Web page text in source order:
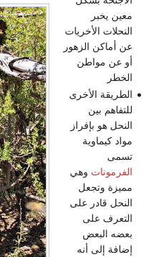
معين يخبر
النحلات الأخريات
عن أماكن الزهور
أو عن مواطن
الخطر
الطريقة الأخرى
للتفاهم بين
النحل هو بإفراز
مواد كيماوية
تسمى
الفرمونات وهي
مميزة وتجعل
النحل قادر على
التعرف على
بعضه البعض
إضافة إلى أنه